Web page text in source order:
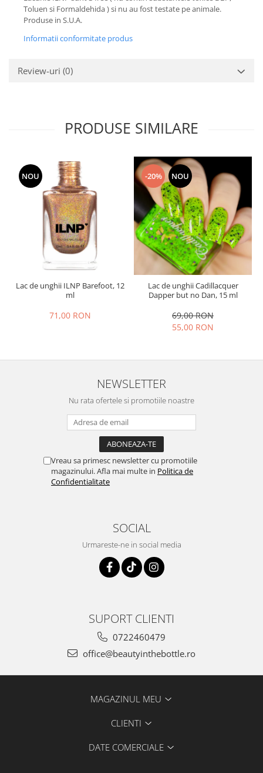
Toluen si Formaldehida ) si nu au fost testate pe animale.
Produse in S.U.A.
Informatii conformitate produs
Review-uri (0)
PRODUSE SIMILARE
NOU
Lac de unghii ILNP Barefoot, 12
ml
71,00 RON
-20% NOU
Lac de unghii Cadillacquer
Dapper but no Dan, 15 ml
69,00 RON
55,00 RON
NEWSLETTER
Nu rata ofertele si promotiile noastre
Vreau sa primesc newsletter cu promotiile
magazinului. Afla mai multe in Politica de
Confidentialitate
SOCIAL
Urmareste-ne in social media
SUPORT CLIENTI
0722460479
office@beautyinthebottle.ro
MAGAZINUL MEU
CLIENTI
DATE COMERCIALE